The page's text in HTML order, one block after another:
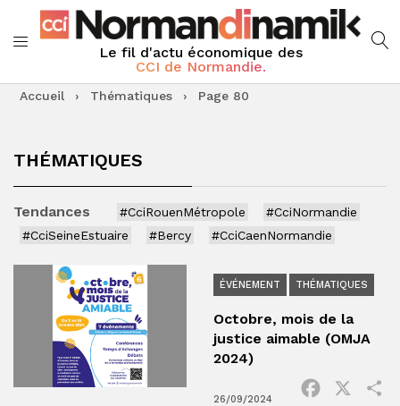
Le fil d'actu économique des
CCI de Normandie.
Accueil › Thématiques › Page 80
THÉMATIQUES
Tendances #CciRouenMétropole
#CciNormandie
#CciSeineEstuaire
#Bercy #CciCaenNormandie
ÉVÉNEMENT THÉMATIQUES
Octobre, mois de la
justice aimable (OMJA
2024)
26/09/2024
Facebook